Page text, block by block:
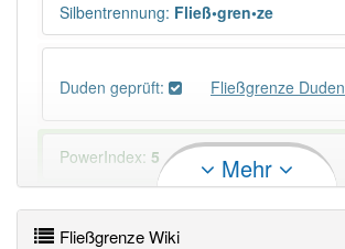
Silbentrennung: Fließ•gren•ze
Duden geprüft: Fließgrenze Duden
PowerIndex: 5
Häufigkeit: 2 von 10
Mehr
Fließgrenze Wiki